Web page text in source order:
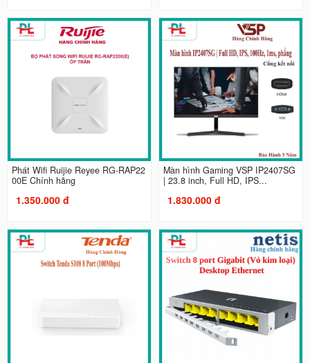
Phát Wifi Ruijie Reyee RG-RAP22
00E Chính hãng
1.350.000 đ
Màn hình Gaming VSP IP2407SG
| 23.8 inch, Full HD, IPS...
1.830.000 đ